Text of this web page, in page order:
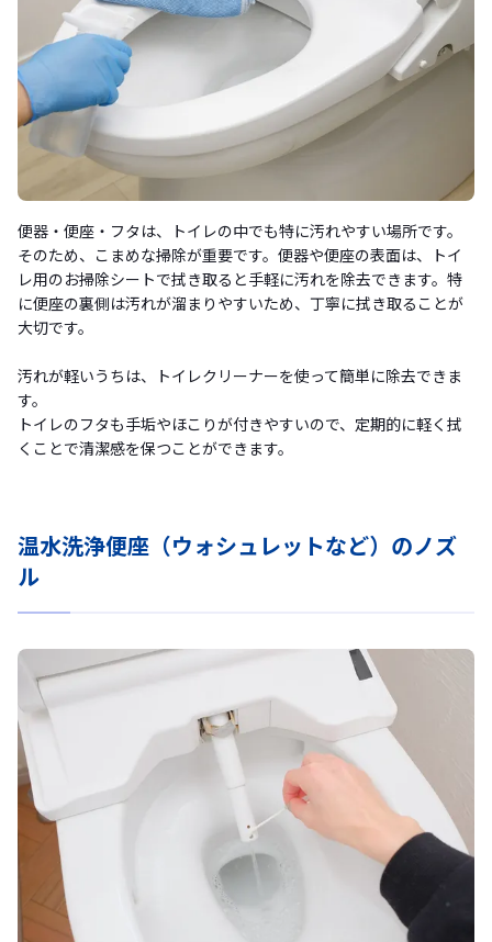
便器・便座・フタは、トイレの中でも特に汚れやすい場所です。
そのため、こまめな掃除が重要です。便器や便座の表面は、トイ
レ用のお掃除シートで拭き取ると手軽に汚れを除去できます。特
に便座の裏側は汚れが溜まりやすいため、丁寧に拭き取ることが
大切です。
汚れが軽いうちは、トイレクリーナーを使って簡単に除去できま
す。
トイレのフタも手垢やほこりが付きやすいので、定期的に軽く拭
くことで清潔感を保つことができます。
温水洗浄便座（ウォシュレットなど）のノズ
ル